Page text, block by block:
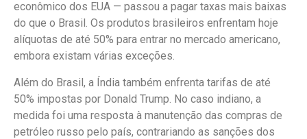
econômico dos EUA — passou a pagar taxas mais baixas
do que o Brasil. Os produtos brasileiros enfrentam hoje
alíquotas de até 50% para entrar no mercado americano,
embora existam várias exceções.
Além do Brasil, a Índia também enfrenta tarifas de até
50% impostas por Donald Trump. No caso indiano, a
medida foi uma resposta à manutenção das compras de
petróleo russo pelo país, contrariando as sanções dos